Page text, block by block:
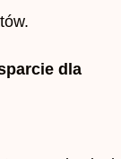
dla